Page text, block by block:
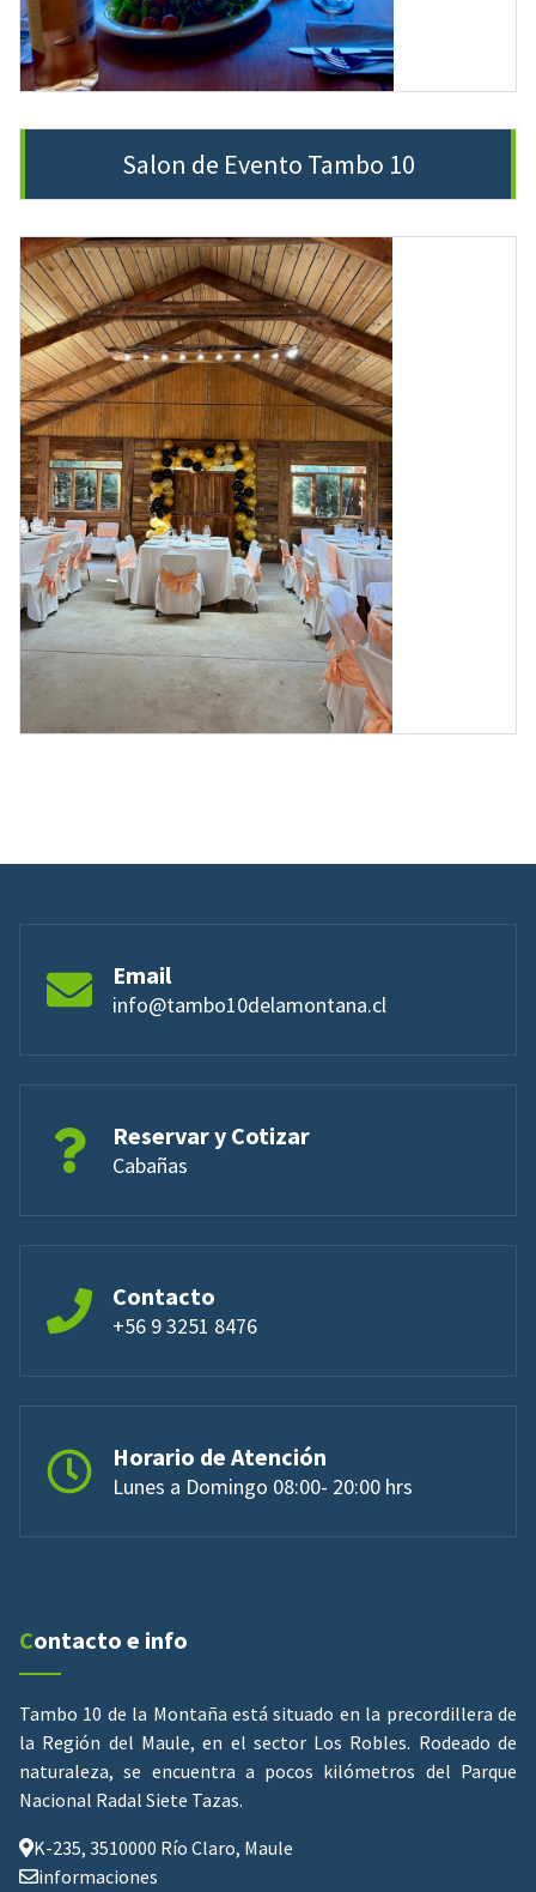
Salon de Evento Tambo 10
Email
info@tambo10delamontana.cl
Reservar y Cotizar
Cabañas
Contacto
+56 9 3251 8476
Horario de Atención
Lunes a Domingo 08:00- 20:00 hrs
Contacto e info
Tambo 10 de la Montaña está situado en la precordillera de
la Región del Maule, en el sector Los Robles. Rodeado de
naturaleza, se encuentra a pocos kilómetros del Parque
Nacional Radal Siete Tazas.
K-235, 3510000 Río Claro, Maule
informaciones